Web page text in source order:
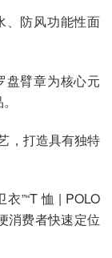
、防风功能性面
盘臂章为核心元
，打造具有独特
”“T 恤 | POLO
消费者快速定位